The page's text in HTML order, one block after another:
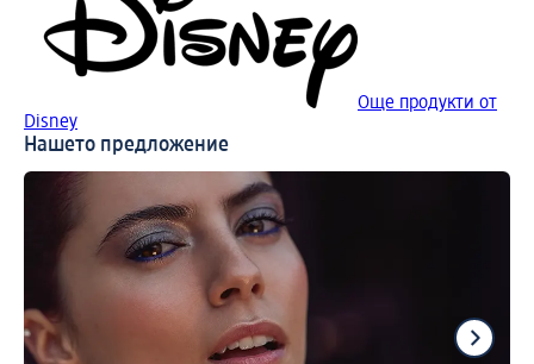
Още продукти от
Disney
Нашето предложение